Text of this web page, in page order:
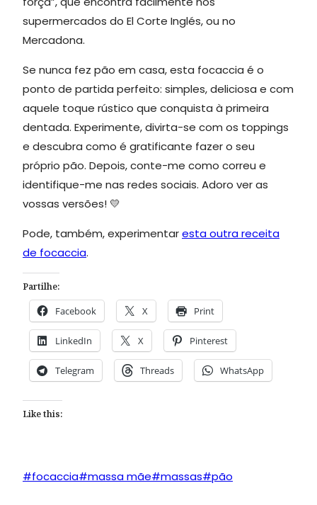
supermercados do El Corte Inglés, ou no
Mercadona.
Se nunca fez pão em casa, esta focaccia é o
ponto de partida perfeito: simples, deliciosa e com
aquele toque rústico que conquista à primeira
dentada. Experimente, divirta-se com os toppings
e descubra como é gratificante fazer o seu
próprio pão. Depois, conte-me como correu e
identifique-me nas redes sociais. Adoro ver as
vossas versões! 💛
Pode, também, experimentaresta outra receita
de focaccia.
Partilhe:
Facebook X Print
LinkedIn X Pinterest
Telegram Threads WhatsApp
Like this:
Post
#focaccia#massa mãe#massas#pão